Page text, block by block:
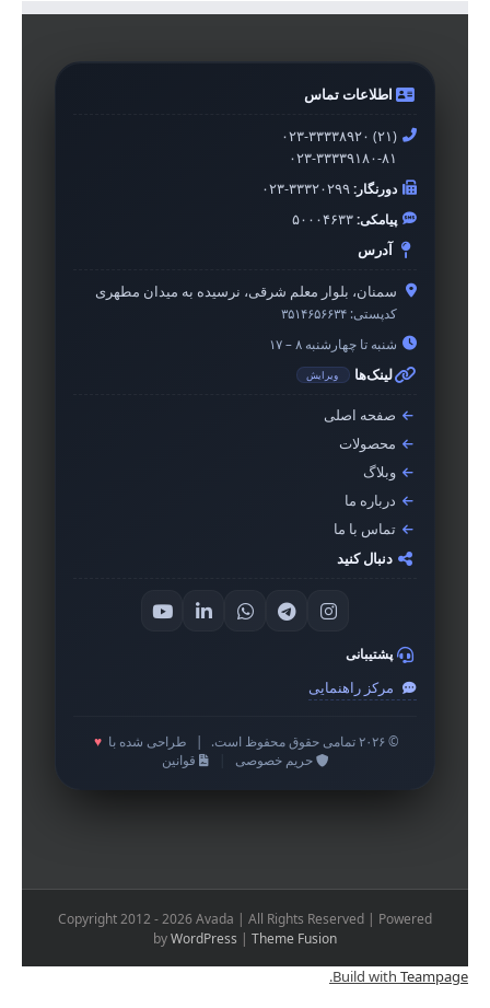
اطلاعات تماس
۰۲۳-۳۳۳۳۸۹۲۰ (۲۱)
۰۲۳-۳۳۳۳۹۱۸۰-۸۱
دورنگار:۰۲۳-۳۳۳۲۰۲۹۹
پیامکی:۵۰۰۰۴۶۳۳
آدرس
سمنان، بلوار معلم شرقی، نرسیده به میدان مطهری
کدپستی: ۳۵۱۴۶۵۶۶۳۴
شنبه تا چهارشنبه ۸ – ۱۷
لینک‌ها ویرایش
صفحه اصلی
محصولات
وبلاگ
درباره ما
تماس با ما
دنبال کنید
پشتیبانی
مرکز راهنمایی
© ۲۰۲۶ تمامی حقوق محفوظ است. طراحی شده با ♥
حریم خصوصی
قوانین
Copyright 2012 - 2026 Avada | All Rights Reserved | Powered
byWordPress | Theme Fusion
Build with Teampage
.